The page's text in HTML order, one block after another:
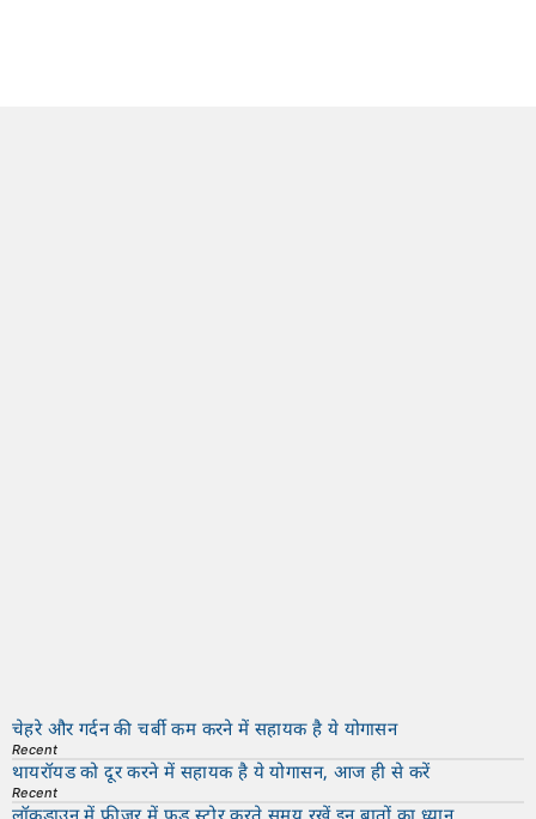
चेहरे और गर्दन की चर्बी कम करने में सहायक है ये योगासन
Recent
थायरॉयड को दूर करने में सहायक है ये योगासन, आज ही से करें
Recent
लॉकडाउन में फ्रीज़र में फ़ूड स्टोर करते समय रखें इन बातों का ध्यान